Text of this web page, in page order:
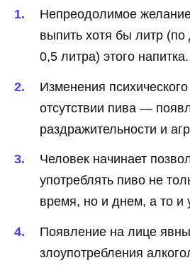
Непреодолимое
выпить хотя бы литр
0,5 литра) этого напитка.
Изменения
отсутствии пива —
раздражительности и
Человек начинает
употреблять пиво не
время, но и днем, а то и
Появление на лице
злоупотребления